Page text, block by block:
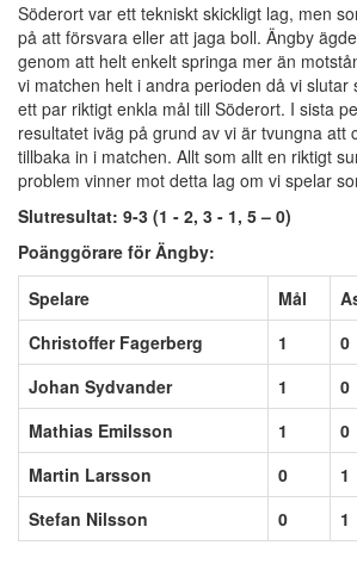
Söderort var ett tekniskt skickligt lag, men
på att försvara eller att jaga boll. Ängby
genom att helt enkelt springa mer än
vi matchen helt i andra perioden då vi slutar
ett par riktigt enkla mål till Söderort. I sista
resultatet iväg på grund av vi är tvungna att
tillbaka in i matchen. Allt som allt en riktigt
problem vinner mot detta lag om vi spelar
Slutresultat: 9-3 (1 - 2, 3 - 1, 5 – 0)
Poänggörare för Ängby:
Spelare
Mål
Christoffer Fagerberg
1 0
Johan Sydvander
1 0
Mathias Emilsson
1 0
Martin Larsson
0 1
Stefan Nilsson
0 1